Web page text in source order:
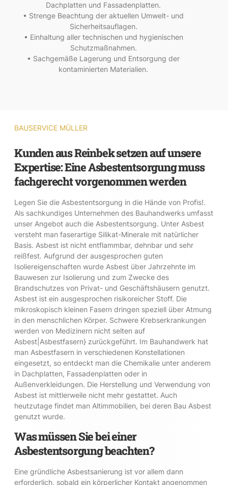
Dachplatten und Fassadenplatten.
• Strenge Beachtung der aktuellen Umwelt- und
Sicherheitsauflagen.
• Einhaltung aller technischen und hygienischen
Schutzmaßnahmen.
• Sachgemäße Lagerung und Entsorgung der
kontaminierten Materialien.
BAUSERVICE MÜLLER
Kunden aus Reinbek setzen auf unsere
Expertise: Eine Asbestentsorgung muss
fachgerecht vorgenommen werden
Legen Sie die Asbestentsorgung in die Hände von Profis!.
Als sachkundiges Unternehmen des Bauhandwerks umfasst
unser Angebot auch die Asbestentsorgung. Unter Asbest
versteht man faserartige Silikat-Minerale mit natürlicher
Basis. Asbest ist nicht entflammbar, dehnbar und sehr
reißfest. Aufgrund der ausgesprochen guten
Isoliereigenschaften wurde Asbest über Jahrzehnte im
Bauwesen zur Isolierung und zum Zwecke des
Brandschutzes von Privat- und Geschäftshäusern genutzt.
Asbest ist ein ausgesprochen risikoreicher Stoff. Die
mikroskopisch kleinen Fasern dringen speziell über Atmung
in den menschlichen Körper. Schwere Krebserkrankungen
werden von Medizinern nicht selten auf
Asbest|Asbestfasern} zurückgeführt. Im Bauhandwerk hat
man Asbestfasern in verschiedenen Konstellationen
eingesetzt, so entdeckt man die Chemikalie unter anderem
in Dachplatten, Fassadenplatten oder in
Außenverkleidungen. Die Herstellung und Verwendung von
Asbest ist mittlerweile nicht mehr gestattet. Auch
heutzutage findet man Altimmobilien, bei deren Bau Asbest
genutzt wurde.
Was müssen Sie bei einer
Asbestentsorgung beachten?
Eine gründliche Asbestsanierung ist vor allem dann
erforderlich, sobald ein körperlicher Kontakt angenommen